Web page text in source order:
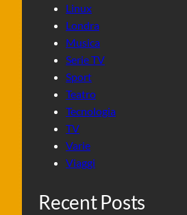
Linux
Londra
Musica
Serie TV
Sport
Teatro
Tecnologia
TV
Varie
Viaggi
Recent Posts